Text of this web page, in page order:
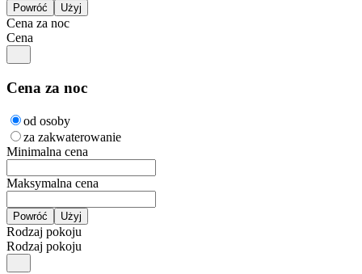
Cena za noc
Cena
Cena za noc
od osoby
za zakwaterowanie
Minimalna cena
Maksymalna cena
Rodzaj pokoju
Rodzaj pokoju